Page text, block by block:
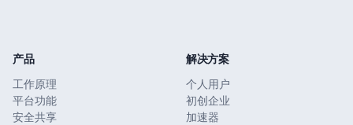
产品
工作原理
平台功能
安全共享
解决方案
个人用户
初创企业
加速器